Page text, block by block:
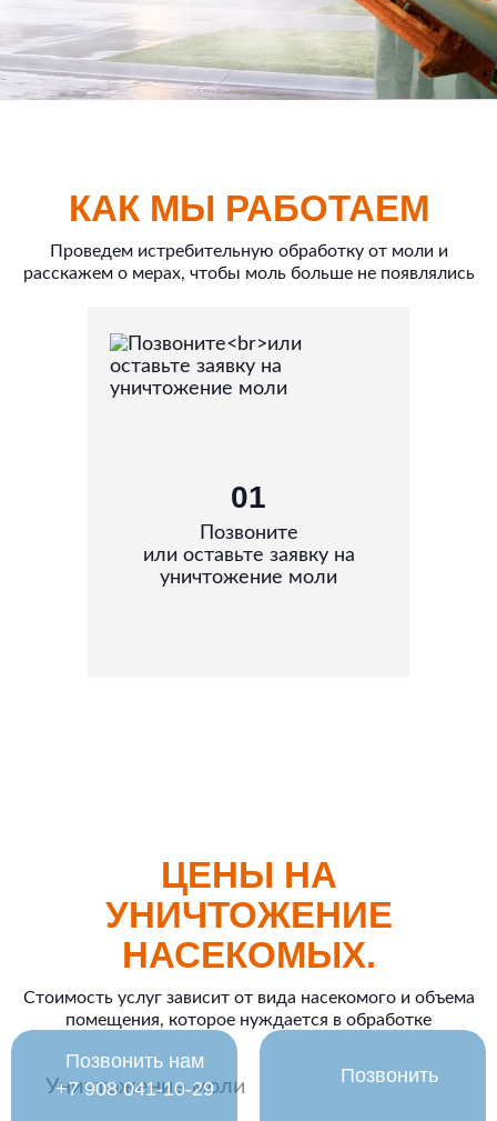
Позвонить нам
‪+7 908 041-10-29
Позвонить
КАК МЫ РАБОТАЕМ
Проведем истребительную обработку от моли и
расскажем о мерах, чтобы моль больше не появлялись
01
Позвоните
или оставьте заявку на
уничтожение моли
ЦЕНЫ НА
УНИЧТОЖЕНИЕ
НАСЕКОМЫХ.
Стоимость услуг зависит от вида насекомого и объема
помещения, которое нуждается в обработке
Уничтожение моли